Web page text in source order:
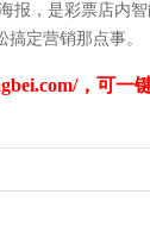
，是彩票店内
定营销那点事。
，可一